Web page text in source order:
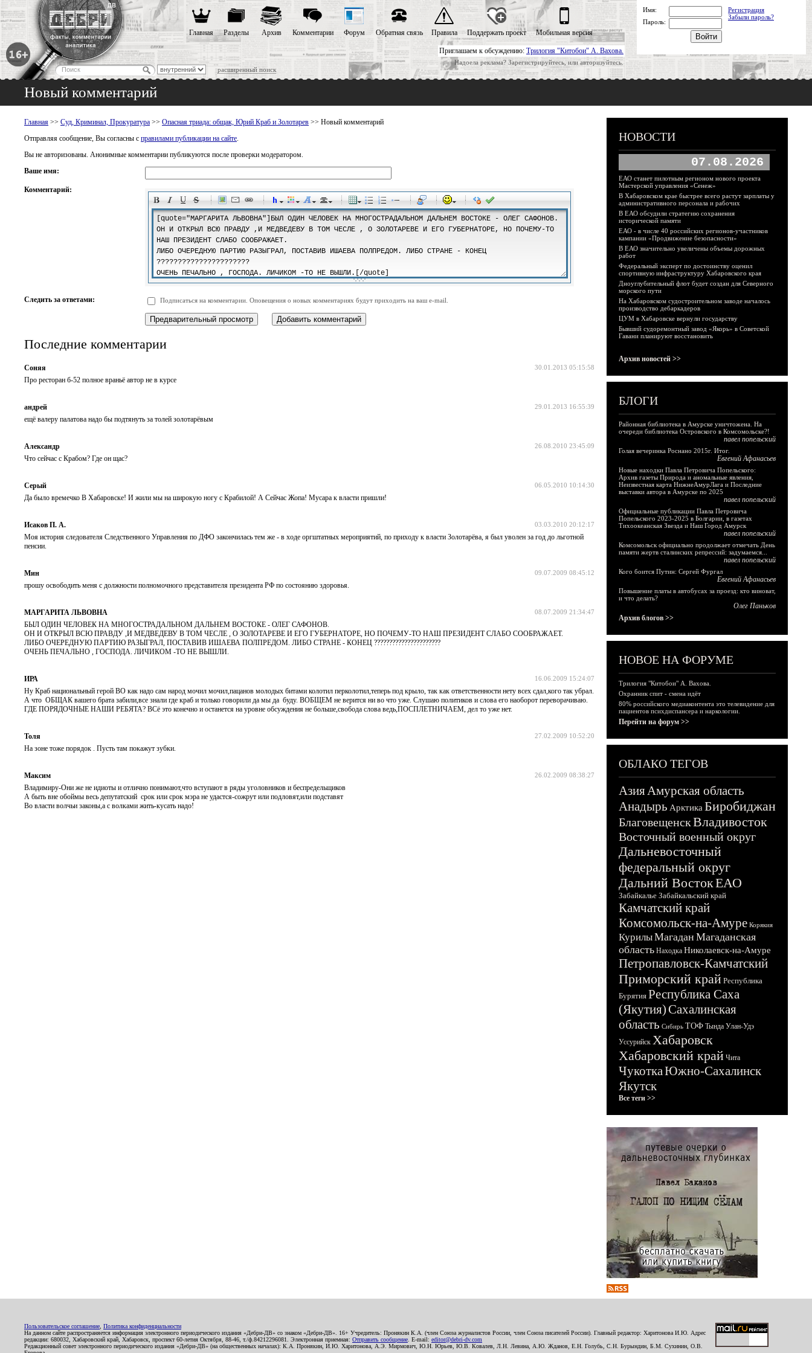
Приглашаем к обсуждению: Трилогия "Китобои" А. Вахова.
Надоела реклама? Зарегистрируйтесь, или авторизуйтесь.
расширенный поиск
Главная Разделы Архив Комментарии Форум Обратная связь Правила Поддержать проект Мобильная версия
Имя:
Регистрация
Забыли пароль?
Пароль:
Новый комментарий
Главная >> Суд, Криминал, Прокуратура >> Опасная триада: общак, Юрий Краб и Золотарев >> Новый комментарий
Отправляя сообщение, Вы согласны с правилами публикации на сайте.
Вы не авторизованы. Анонимные комментарии публикуются после проверки модератором.
Ваше имя:
Комментарий:
-
-
-
-
-
-
-
-
-
-
-
-
-
-
-
-
-
-
-
-
-
-
-
-
-
-
-
-
-
-
-
-
-
-
-
-
-
-
-
-
-
-
-
-
-
-
-
-
-
-
Следить за ответами: Подписаться на комментарии. Оповещения о новых комментариях будут приходить на ваш e-mail.
Последние комментарии
30.01.2013 05:15:58
Соняя
Про ресторан б-52 полное враньё автор не в курсе
29.01.2013 16:55:39
андрей
ещё валеру палатова надо бы подтянуть за толей золотарёвым
26.08.2010 23:45:09
Александр
Что сейчас с Крабом? Где он щас?
06.05.2010 10:14:30
Серый
Да было времечко В Хабаровске! И жили мы на широкую ногу с Крабилой! А Сейчас Жопа! Мусара к власти пришли!
03.03.2010 20:12:17
Исаков П. А.
Моя история следователя Следственного Управления по ДФО закончилась тем же - в ходе оргштатных мероприятий, по приходу к власти Золотарёва, я был уволен за год до льготной
пенсии.
09.07.2009 08:45:12
Мин
прошу освободить меня с должности полномочного представителя президента РФ по состоянию здоровья.
08.07.2009 21:34:47
МАРГАРИТА ЛЬВОВНА
БЫЛ ОДИН ЧЕЛОВЕК НА МНОГОСТРАДАЛЬНОМ ДАЛЬНЕМ ВОСТОКЕ - ОЛЕГ САФОНОВ.
ОН И ОТКРЫЛ ВСЮ ПРАВДУ ,И МЕДВЕДЕВУ В ТОМ ЧЕСЛЕ , О ЗОЛОТАРЕВЕ И ЕГО ГУБЕРНАТОРЕ, НО ПОЧЕМУ-ТО НАШ ПРЕЗИДЕНТ СЛАБО СООБРАЖАЕТ.
ЛИБО ОЧЕРЕДНУЮ ПАРТИЮ РАЗЫГРАЛ, ПОСТАВИВ ИШАЕВА ПОЛПРЕДОМ. ЛИБО СТРАНЕ - КОНЕЦ ??????????????????????
ОЧЕНЬ ПЕЧАЛЬНО , ГОСПОДА. ЛИЧИКОМ -ТО НЕ ВЫШЛИ.
16.06.2009 15:24:07
ИРА
Ну Краб национальный герой ВО как надо сам народ мочил мочил,пацанов молодых битами колотил перколотил,теперь под крыло, так как ответственности нету всех сдал,кого так убрал.
А что ОБЩАК вашего брата забили,все знали где краб и только говорили да мы да буду. ВОБЩЕМ не верится ни во что уже. Слушаю политиков и слова его наоборот переворачиваю.
ГДЕ ПОРЯДОЧНЫЕ НАШИ РЕБЯТА? ВСё это конечно и останется на уровне обсуждения не больше,свобода слова ведь,ПОСПЛЕТНИЧАЕМ, дел то уже нет.
27.02.2009 10:52:20
Толя
На зоне тоже порядок . Пусть там покажут зубки.
26.02.2009 08:38:27
Максим
Владимиру-Они же не идиоты и отлично понимают,что вступают в ряды уголовников и беспредельщиков
А быть вне обоймы весь депутатский срок или срок мэра не удастся-сожрут или подловят,или подставят
Во власти волчьи законы,а с волками жить-кусать надо!
НОВОСТИ
07.08.2026
ЕАО станет пилотным регионом нового проекта
Мастерской управления «Сенеж»
В Хабаровском крае быстрее всего растут зарплаты у
административного персонала и рабочих
В ЕАО обсудили стратегию сохранения
исторической памяти
ЕАО - в числе 40 российских регионов-участников
кампании «Продвижение безопасности»
В ЕАО значительно увеличены объемы дорожных
работ
Федеральный эксперт по достоинству оценил
спортивную инфраструктуру Хабаровского края
Дноуглубительный флот будет создан для Северного
морского пути
На Хабаровском судостроительном заводе началось
производство дебаркадеров
ЦУМ в Хабаровске вернули государству
Бывший судоремонтный завод «Якорь» в Советской
Гавани планируют восстановить
Архив новостей >>
БЛОГИ
Районная библиотека в Амурске уничтожена. На
очереди библиотека Островского в Комсомольске?!
павел попельский
Голая вечеринка Роснано 2015г. Итог.
Евгений Афанасьев
Новые находки Павла Петровича Попельского:
Архив газеты Природа и аномальные явления,
Неизвестная карта НижнеАмурЛага и Последние
выставки автора в Амурске по 2025
павел попельский
Официальные публикации Павла Петровича
Попельского 2023-2025 в Болгарии, в газетах
Тихоокеанская Звезда и Наш Город Амурск
павел попельский
Комсомольск официально продолжает отмечать День
памяти жертв сталинских репрессий: задумаемся...
павел попельский
Кого боится Путин: Сергей Фургал
Евгений Афанасьев
Повышение платы в автобусах за проезд: кто виноват,
и что делать?
Олег Паньков
Архив блогов >>
НОВОЕ НА ФОРУМЕ
Трилогия "Китобои" А. Вахова.
Охранник спит - смена идёт
80% российского медиаконтента это телевидение для
пациентов психдиспансера и наркологии.
Перейти на форум >>
ОБЛАКО ТЕГОВ
АзияАмурская область
Анадырь Арктика Биробиджан
БлаговещенскВладивосток
Восточный военный округ
Дальневосточный
федеральный округ
Дальний ВостокЕАО
Забайкалье Забайкальский край
Камчатский край
Комсомольск-на-Амуре Корякия
КурилыМагадан Магаданская
область Находка Николаевск-на-Амуре
Петропавловск-Камчатский
Приморский край Республика
Бурятия Республика Саха
(Якутия)Сахалинская
область Сибирь ТОФ Тында Улан-Удэ
Уссурийск Хабаровск
Хабаровский край Чита
ЧукоткаЮжно-Сахалинск
Якутск
Все теги >>
Пользовательское соглашение Политика конфиденциальности
На данном сайте распространяется информация электронного периодического издания «Дебри-ДВ» со знаком «Дебри-ДВ». 16+ Учредитель: Пронякин К.А. (член Союза журналистов России, член Союза писателей России). Главный редактор: Харитонова И.Ю. Адрес
редакции: 680032, Хабаровский край, Хабаровск, проспект 60-летия Октября, 88-46, т./ф.84212296081. Электронная приемная: Отправить сообщение . E-mail: editor@debri-dv.com
Редакционный совет электронного периодического издания «Дебри-ДВ» (на общественных началах): К.А. Пронякин, И.Ю. Харитонова, А.Э. Мирмович, Ю.Н. Юрьев, Ю.В. Ковалев, Л.Н. Левина, А.Ю. Жданов, Е.Н. Голубь, С.Н. Бурындин, Б.М. Сухинин, О.В.